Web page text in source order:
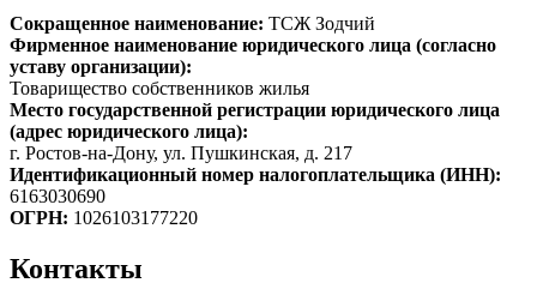
Сокращенное наименование: ТСЖ Зодчий
Фирменное наименование юридического лица (согласно
уставу организации):
Товарищество собственников жилья
Место государственной регистрации юридического лица
(адрес юридического лица):
г. Ростов-на-Дону, ул. Пушкинская, д. 217
Идентификационный номер налогоплательщика (ИНН):
6163030690
ОГРН: 1026103177220
Контакты